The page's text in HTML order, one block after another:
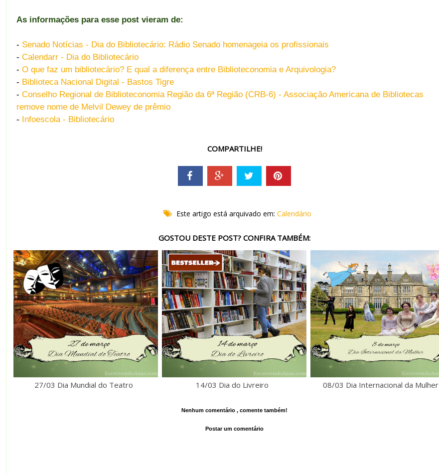
As informações para esse post vieram de:
- Senado Notícias - Dia do Bibliotecário: Rádio Senado homenageia os profissionais
- Calendarr - Dia do Bibliotecário
- O que faz um bibliotecário? E qual a diferença entre Biblioteconomia e Arquivologia?
- Biblioteca Nacional Digital - Bastos Tigre
- Conselho Regional de Biblioteconomia Região da 6ª Região (CRB-6) - Associação Americana de Bibliotecas
remove nome de Melvil Dewey de prêmio
- Infoescola - Bibliotecário
COMPARTILHE!
Este artigo está arquivado em:Calendário
GOSTOU DESTE POST? CONFIRA TAMBÉM:
27/03 Dia Mundial do Teatro 14/03 Dia do Livreiro 08/03 Dia Internacional da Mulher
Nenhum comentário , comente também!
Postar um comentário